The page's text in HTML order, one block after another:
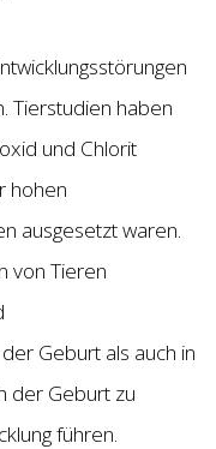
Tierstudien haben
und Chlorit
hohen
ausgesetzt waren.
von Tieren
Geburt als auch in
der Geburt zu
führen.